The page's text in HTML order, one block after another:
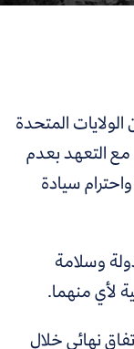
الولايات المتحدة
مع التعهد بعدم
سيادة
دولة وسلامة
لأي منهما.
نهائي خلال